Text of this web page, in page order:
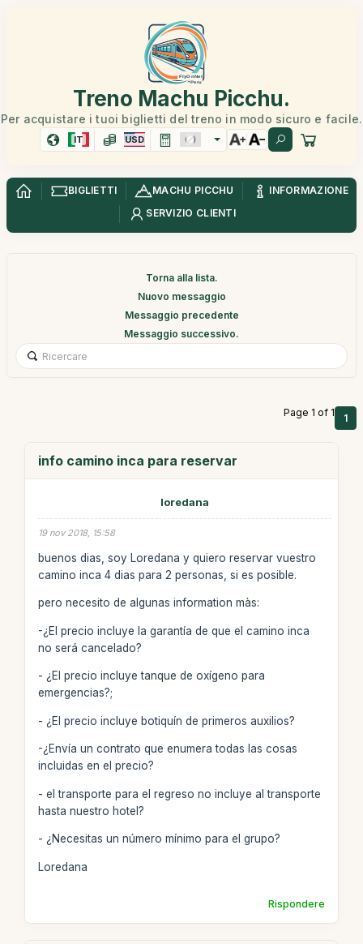
Treno Machu Picchu.
Per acquistare i tuoi biglietti del treno in modo sicuro e facile.
IT USD
BIGLIETTI MACHU PICCHU
INFORMAZIONE
SERVIZIO CLIENTI
Torna alla lista.
Nuovo messaggio
Messaggio precedente
Messaggio successivo.
Page 1 of 1 1
info camino inca para reservar
loredana
19 nov 2018, 15:58
buenos dias, soy Loredana y quiero reservar vuestro
camino inca 4 dias para 2 personas, si es posible.
pero necesito de algunas information màs:
-¿El precio incluye la garantía de que el camino inca
no será cancelado?
- ¿El precio incluye tanque de oxígeno para
emergencias?;
- ¿El precio incluye botiquín de primeros auxilios?
-¿Envía un contrato que enumera todas las cosas
incluidas en el precio?
- el transporte para el regreso no incluye al transporte
hasta nuestro hotel?
- ¿Necesitas un número mínimo para el grupo?
Loredana
Rispondere